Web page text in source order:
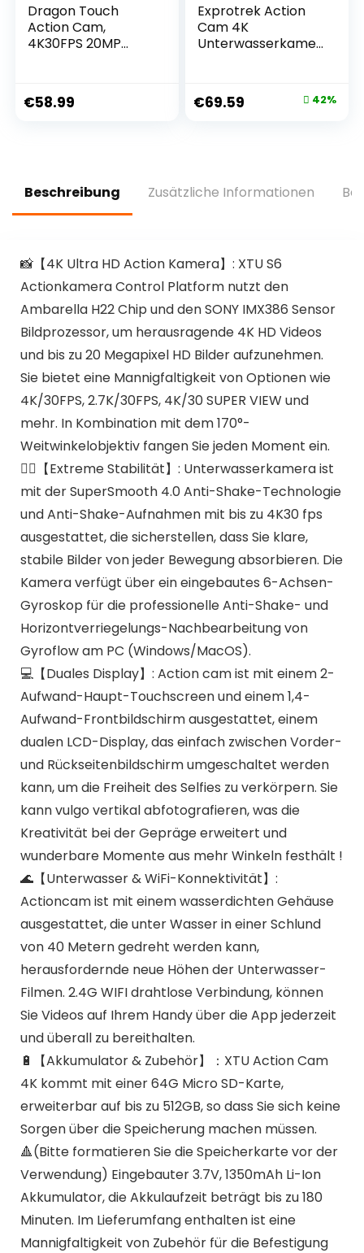
Dragon Touch
Action Cam,
4K30FPS 20MP
Weitwinkel mit 2
Zoll Ultra HD
Kit und 2 Akkus
1050mAh-Vision 3
€58.99
Exprotrek Action
Cam 4K
Unterwasserkamer
Kamera 170 ° Ultra-
Weitwinkel WiFi
€69.59 42%
Beschreibung Zusätzliche Informationen
📸【4K Ultra HD Action Kamera】: XTU S6
Actionkamera Control Platform nutzt den
Ambarella H22 Chip und den SONY IMX386 Sensor
Bildprozessor, um herausragende 4K HD Videos
und bis zu 20 Megapixel HD Bilder aufzunehmen.
Sie bietet eine Mannigfaltigkeit von Optionen wie
4K/30FPS, 2.7K/30FPS, 4K/30 SUPER VIEW und
mehr. In Kombination mit dem 170°-
Weitwinkelobjektiv fangen Sie jeden Moment ein.
🏄‍♂️【Extreme Stabilität】: Unterwasserkamera ist
mit der SuperSmooth 4.0 Anti-Shake-Technologie
und Anti-Shake-Aufnahmen mit bis zu 4K30 fps
ausgestattet, die sicherstellen, dass Sie klare,
stabile Bilder von jeder Bewegung absorbieren. Die
Kamera verfügt über ein eingebautes 6-Achsen-
Gyroskop für die professionelle Anti-Shake- und
Horizontverriegelungs-Nachbearbeitung von
Gyroflow am PC (Windows/MacOS).
💻【Duales Display】: Action cam ist mit einem 2-
Aufwand-Haupt-Touchscreen und einem 1,4-
Aufwand-Frontbildschirm ausgestattet, einem
dualen LCD-Display, das einfach zwischen Vorder-
und Rückseitenbildschirm umgeschaltet werden
kann, um die Freiheit des Selfies zu verkörpern. Sie
kann vulgo vertikal abfotografieren, was die
Kreativität bei der Gepräge erweitert und
wunderbare Momente aus mehr Winkeln festhält !
🌊【Unterwasser & WiFi-Konnektivität】:
Actioncam ist mit einem wasserdichten Gehäuse
ausgestattet, die unter Wasser in einer Schlund
von 40 Metern gedreht werden kann,
herausfordernde neue Höhen der Unterwasser-
Filmen. 2.4G WIFI drahtlose Verbindung, können
Sie Videos auf Ihrem Handy über die App jederzeit
und überall zu bereithalten.
🔋【Akkumulator & Zubehör】：XTU Action Cam
4K kommt mit einer 64G Micro SD-Karte,
erweiterbar auf bis zu 512GB, so dass Sie sich keine
Sorgen über die Speicherung machen müssen.
🔺(Bitte formatieren Sie die Speicherkarte vor der
Verwendung) Eingebauter 3.7V, 1350mAh Li-Ion
Akkumulator, die Akkulaufzeit beträgt bis zu 180
Minuten. Im Lieferumfang enthalten ist eine
Mannigfaltigkeit von Zubehör für die Befestigung